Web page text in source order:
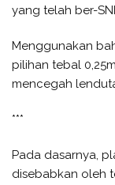
yang telah ber-
Menggunakan
pilihan tebal
mencegah
***
Pada dasarnya,
disebabkan oleh